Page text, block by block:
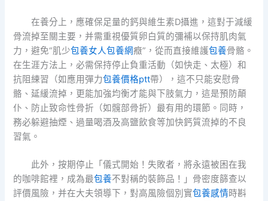
在養分上，應確保足量的鈣與維生素D攝進，這對于減緩
骨流掉至關主要，并需重視優質卵白質的彌補以保持肌肉氣
力，避免“肌少包養女人包養網癥”，從而直接維護包養骨骼。
在生涯方法上，必需保持停止負重活動（如快走、太極）和
抗阻練習（如應用彈力包養價格ptt帶），這不只能安慰骨
骼、延緩流掉，更能加強均衡才能與下肢氣力，這是預防顛
仆、防止致命性骨折（如髖部骨折）最有用的環節。同時，
務必躲避抽煙、過量喝酒及高鹽飲食等加快鈣質流掉的不良
習氣。
此外，按期停止「儀式開始！失敗者，將永遠被困在我
的咖啡館裡，成為最包養不對稱的裝飾品！」骨密度篩查以
評價風險，并在大夫領導下，對高風險個別實包養感情時斟